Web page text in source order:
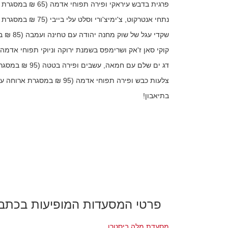
פרגית בדבש עיראקי ופירה תפוחי אדמה (65 ₪ במסגרת ארוחה עסקית)
נתחי אנטרקוט, צ'ימיצ'ורי וסלט עלי בייבי (75 ₪ במסגרת ארוחה עסקית)
שקדי עגל של שוק מחנה יהודה עם טחינה ועמבה (85 ₪ במסגרת ארוחה עסקית)
קוקי סאן ז'אק ושרימפס בשמנת ירוקה וניוקי תפוחי אדמה (85 ₪ במסגרת ארוחה
דג ים שלם עם חמאה, עשבים ופירה בטטה (95 ₪ במסגרת ארוחה עסקית)
צלעות כבש ופירה תפוחי אדמה (95 ₪ במסגרת ארוחה עסקית)
בתיאבון!
פרטי המסעדות המופיעות